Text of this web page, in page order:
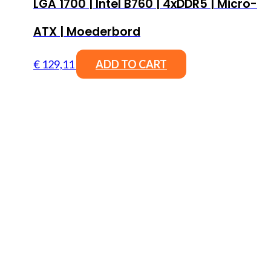
LGA 1700 | Intel B760 | 4xDDR5 | Micro-
ATX | Moederbord
€ 129,11 ADD TO CART